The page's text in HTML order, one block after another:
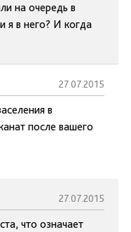
на очередь в
я в него? И когда
27.07.2015
в
после вашего
27.07.2015
что означает